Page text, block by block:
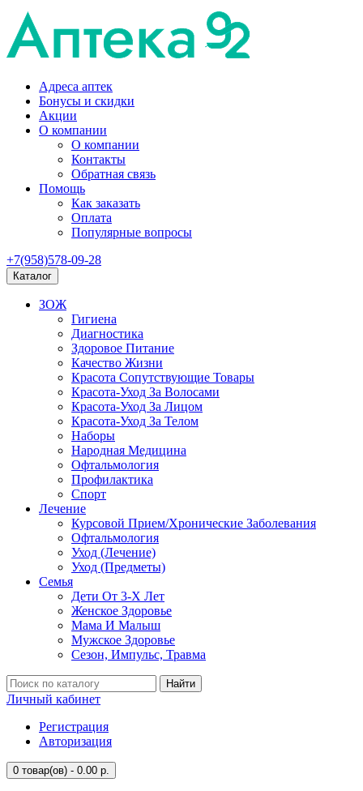
Адреса аптек
Бонусы и скидки
Акции
О компании
О компании
Контакты
Обратная связь
Помощь
Как заказать
Оплата
Популярные вопросы
+7(958)578-09-28
Каталог
ЗОЖ
Гигиена
Диагностика
Здоровое Питание
Качество Жизни
Красота Сопутствующие Товары
Красота-Уход За Волосами
Красота-Уход За Лицом
Красота-Уход За Телом
Наборы
Народная Медицина
Офтальмология
Профилактика
Спорт
Лечение
Курсовой Прием/Хронические Заболевания
Офтальмология
Уход (Лечение)
Уход (Предметы)
Семья
Дети От 3-Х Лет
Женское Здоровье
Мама И Малыш
Мужское Здоровье
Сезон, Импульс, Травма
Найти
Личный кабинет
Регистрация
Авторизация
0 товар(ов) - 0.00 р.